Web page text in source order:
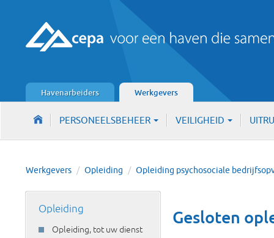
Havenarbeiders Werkgevers
PERSONEELSBEHEER VEILIGHEID
Werkgevers / Opleiding / Opleiding psychosociale
Opleiding
Opleiding, tot uw dienst
Gesloten